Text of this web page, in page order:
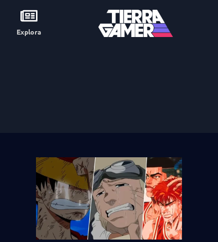
Explora